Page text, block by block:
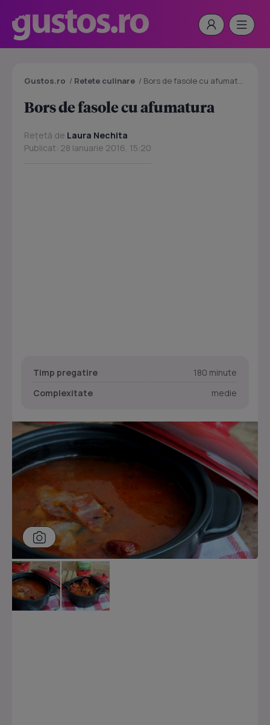
Gustos.ro / Retete culinare / Bors de fasole cu afumatura
Bors de fasole cu afumatura
Rețetă de Laura Nechita
Publicat: 28 Ianuarie 2016, 15:20
Timp pregatire
180 minute
Complexitate
medie